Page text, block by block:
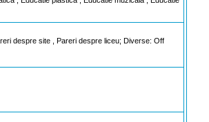
despre site , Pareri despre liceu; Diverse: Off